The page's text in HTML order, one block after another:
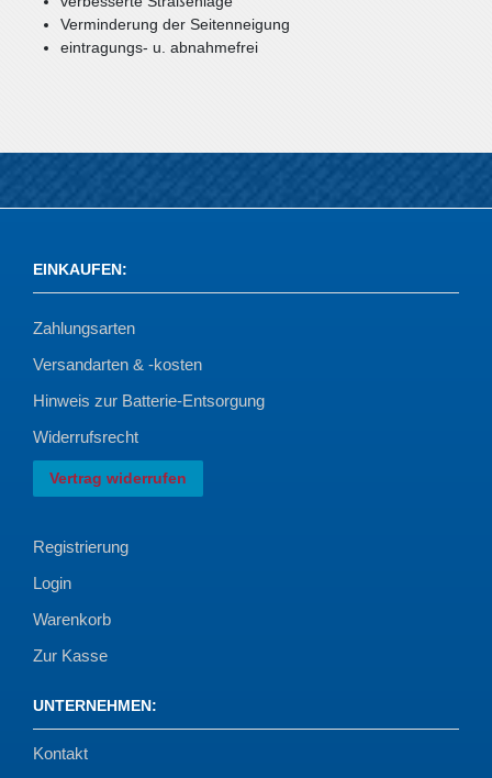
Verminderung der Seitenneigung
eintragungs- u. abnahmefrei
EINKAUFEN:
Zahlungsarten
Versandarten & -kosten
Hinweis zur Batterie-Entsorgung
Widerrufsrecht
Vertrag widerrufen
Registrierung
Login
Warenkorb
Zur Kasse
UNTERNEHMEN:
Kontakt